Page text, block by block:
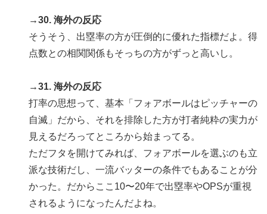
→30. 海外の反応
そうそう、出塁率の方が圧倒的に優れた指標だよ。得
点数との相関関係もそっちの方がずっと高いし。
→31. 海外の反応
打率の思想って、基本「フォアボールはピッチャーの
自滅」だから、それを排除した方が打者純粋の実力が
見えるだろってところから始まってる。
ただフタを開けてみれば、フォアボールを選ぶのも立
派な技術だし、一流バッターの条件でもあることが分
かった。だからここ10〜20年で出塁率やOPSが重視
されるようになったんだよね。